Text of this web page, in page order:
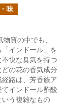
味
質の中でも、
インドール」を
快な臭気を持つ
の花の香気成分
路は、芳香族ア
インドール酢酸
いう複雑なもの